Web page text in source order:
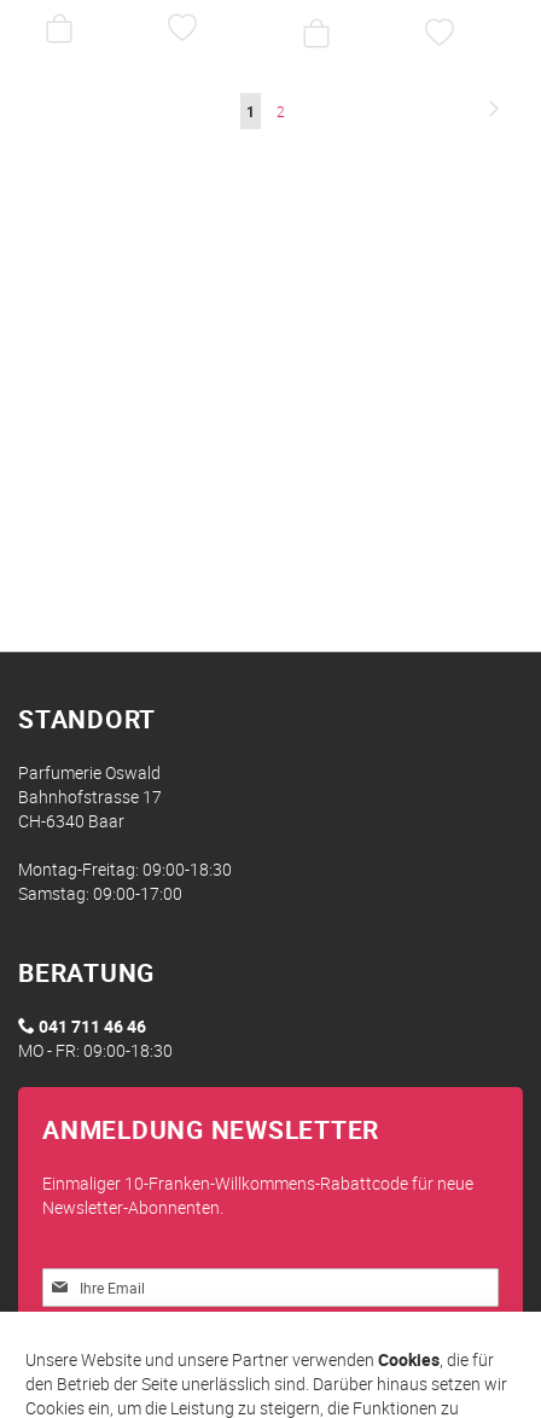
Sie
1 Seite
2
STANDORT
Parfumerie Oswald
Bahnhofstrasse 17
CH-6340 Baar
Montag-Freitag: 09:00-18:30
Samstag: 09:00-17:00
BERATUNG
041 711 46 46
MO - FR: 09:00-18:30
ANMELDUNG NEWSLETTER
Einmaliger 10-Franken-Willkommens-Rabattcode für neue
Newsletter-Abonnenten.
Melden
Sie
unseren
Newsletter
Abonnieren
Unsere Website und unsere Partner verwenden Cookies, die für
den Betrieb der Seite unerlässlich sind. Darüber hinaus setzen wir
Cookies ein, um die Leistung zu steigern, die Funktionen zu